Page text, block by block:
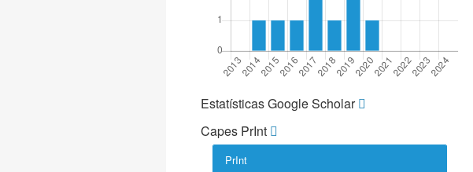
Estatísticas Google Scholar
Capes PrInt
PrInt